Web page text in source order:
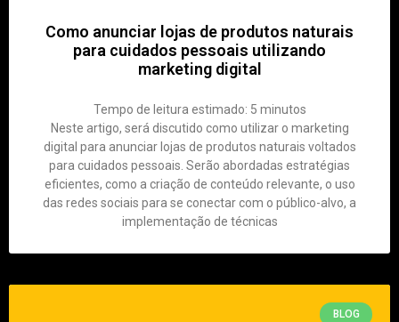
Como anunciar lojas de produtos naturais
para cuidados pessoais utilizando
marketing digital
Tempo de leitura estimado: 5 minutos
Neste artigo, será discutido como utilizar o marketing
digital para anunciar lojas de produtos naturais voltados
para cuidados pessoais. Serão abordadas estratégias
eficientes, como a criação de conteúdo relevante, o uso
das redes sociais para se conectar com o público-alvo, a
implementação de técnicas
BLOG